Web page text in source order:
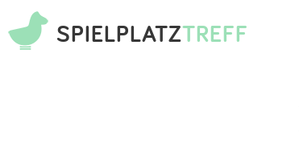
SPIELPLATZTREFF